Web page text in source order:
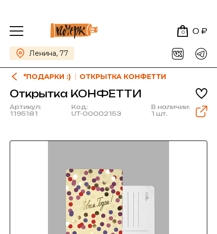
0 0 ₽
Ленина, 77
*ПОДАРКИ :) ОТКРЫТКА КОНФЕТТИ
Открытка КОНФЕТТИ
Артикул:
1195181
Код:
UT-00002153
В наличии:
1 шт.